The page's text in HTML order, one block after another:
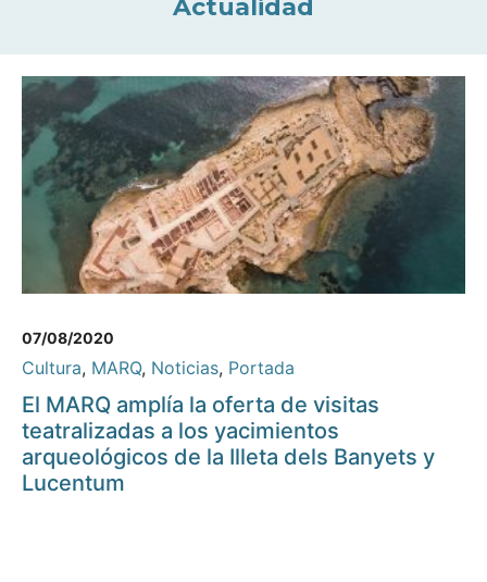
Actualidad
07/08/2020
Cultura, MARQ, Noticias, Portada
El MARQ amplía la oferta de visitas
teatralizadas a los yacimientos
arqueológicos de la Illeta dels Banyets y
Lucentum